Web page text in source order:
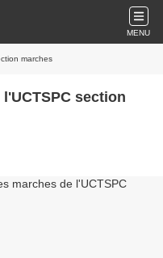
MENU
marches
section